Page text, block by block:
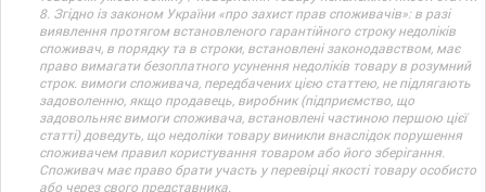
8. Згідно із законом України «про захист прав споживачів»: в разі
виявлення протягом встановленого гарантійного строку недоліків
споживач, в порядку та в строки, встановлені законодавством, має
право вимагати безоплатного усунення недоліків товару в розумний
строк. вимоги споживача, передбачених цією статтею, не підлягають
задоволенню, якщо продавець, виробник (підприємство, що
задовольняє вимоги споживача, встановлені частиною першою цієї
статті) доведуть, що недоліки товару виникли внаслідок порушення
споживачем правил користування товаром або його зберігання.
Споживач має право брати участь у перевірці якості товару особисто
або через свого представника.